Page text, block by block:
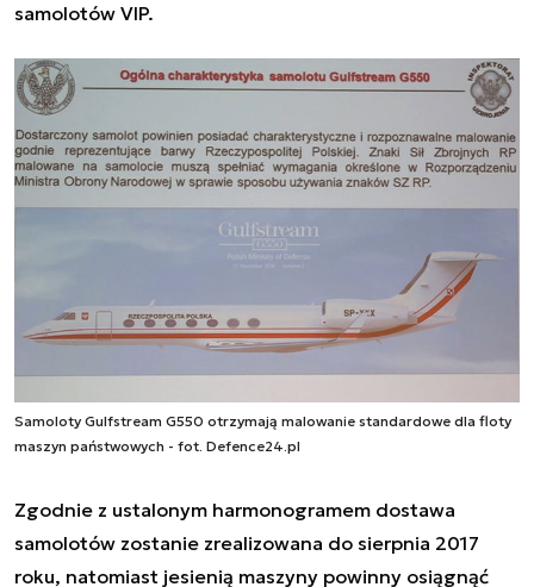
samolotów VIP.
Samoloty Gulfstream G550 otrzymają malowanie standardowe dla floty
maszyn państwowych - fot. Defence24.pl
Zgodnie z ustalonym harmonogramem dostawa
samolotów zostanie zrealizowana do sierpnia 2017
roku, natomiast jesienią maszyny powinny osiągnąć